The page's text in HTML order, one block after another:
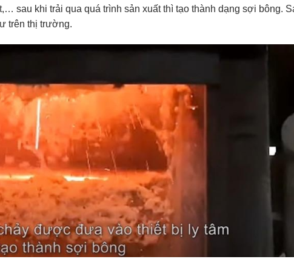
sau khi trải qua quá trình sản xuất thì tạo thành dạng sợi bông.
trên thị trường.